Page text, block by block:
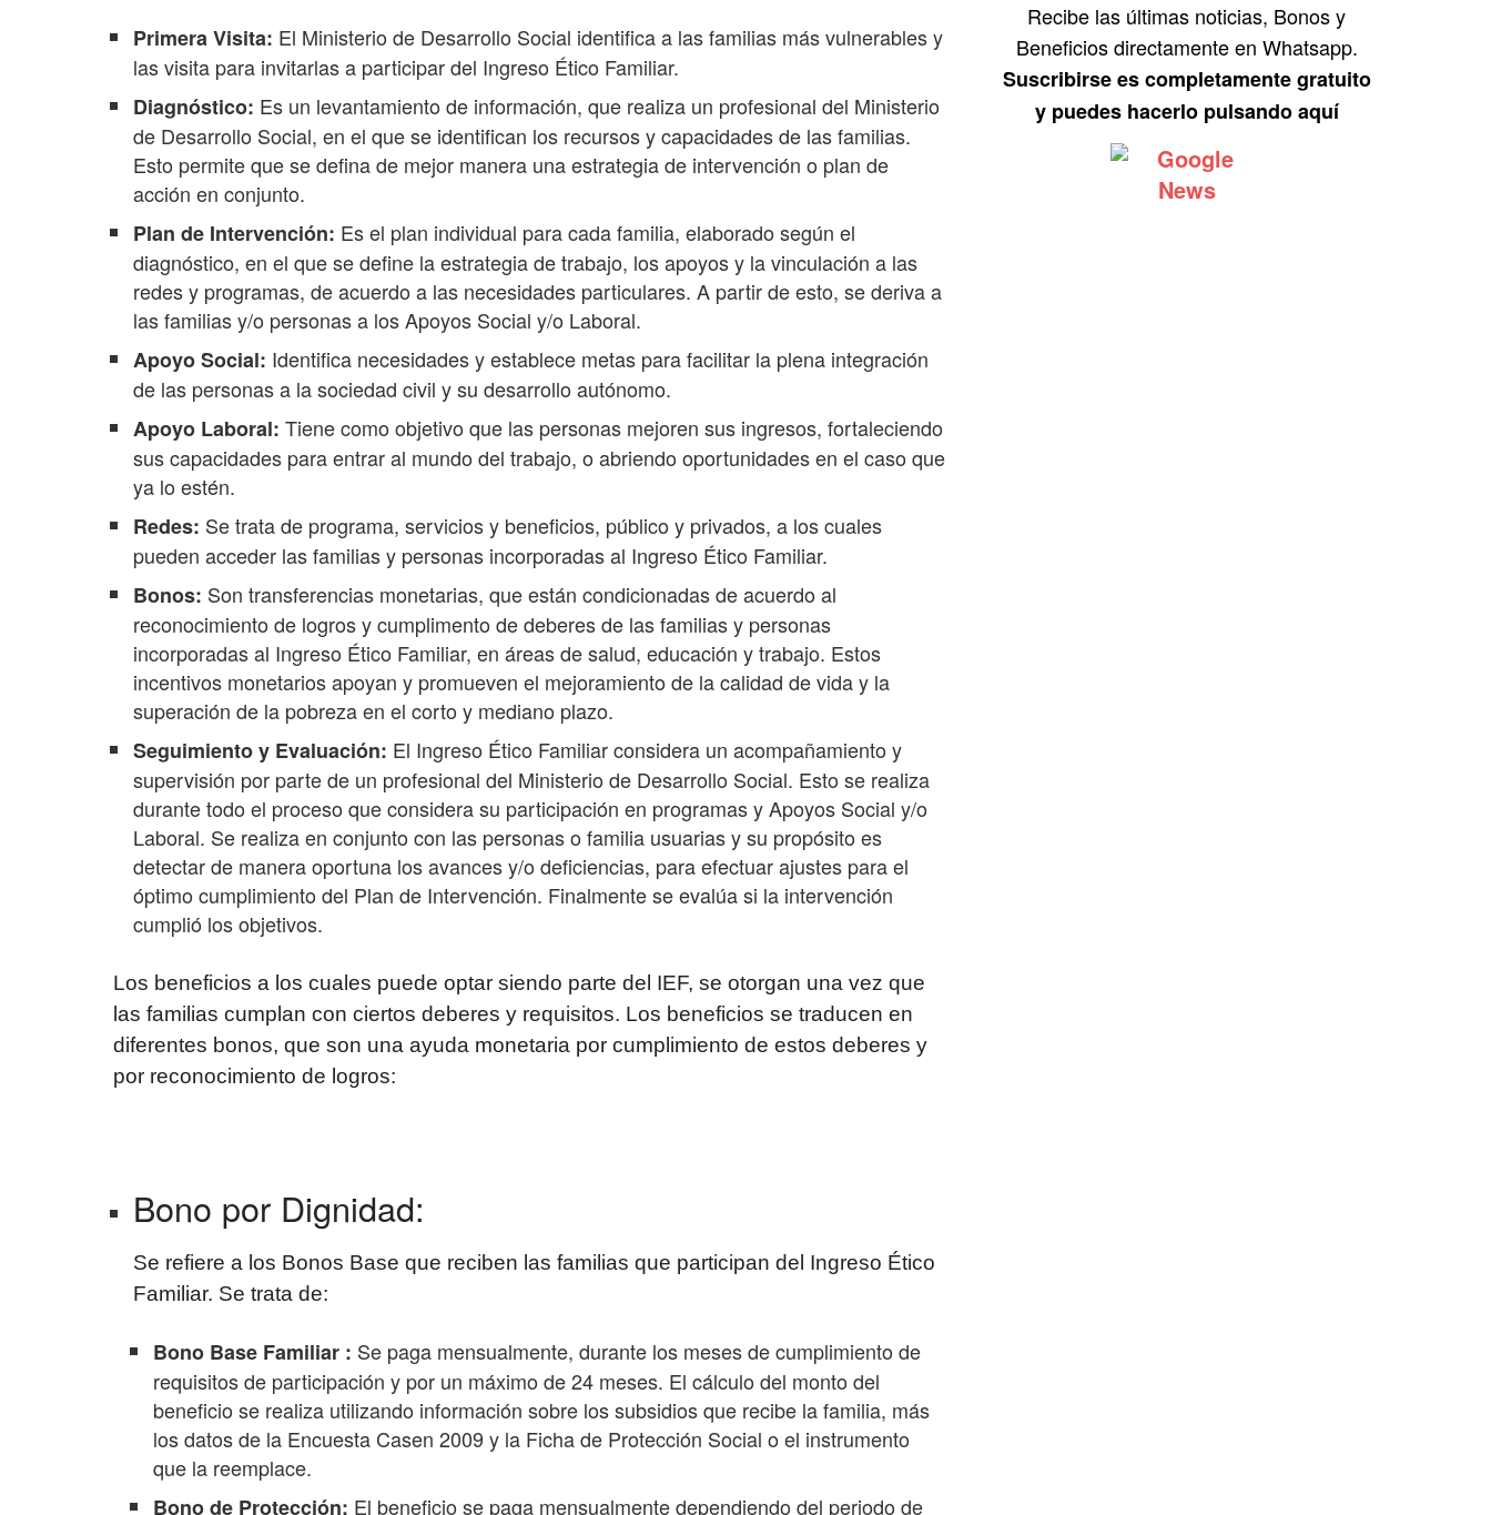
Primera Visita: El Ministerio de Desarrollo Social identifica a las familias más vulnerables y
las visita para invitarlas a participar del Ingreso Ético Familiar.
Diagnóstico: Es un levantamiento de información, que realiza un profesional del Ministerio
de Desarrollo Social, en el que se identifican los recursos y capacidades de las familias.
Esto permite que se defina de mejor manera una estrategia de intervención o plan de
acción en conjunto.
Plan de Intervención: Es el plan individual para cada familia, elaborado según el
diagnóstico, en el que se define la estrategia de trabajo, los apoyos y la vinculación a las
redes y programas, de acuerdo a las necesidades particulares. A partir de esto, se deriva a
las familias y/o personas a los Apoyos Social y/o Laboral.
Apoyo Social: Identifica necesidades y establece metas para facilitar la plena integración
de las personas a la sociedad civil y su desarrollo autónomo.
Apoyo Laboral: Tiene como objetivo que las personas mejoren sus ingresos, fortaleciendo
sus capacidades para entrar al mundo del trabajo, o abriendo oportunidades en el caso que
ya lo estén.
Redes: Se trata de programa, servicios y beneficios, público y privados, a los cuales
pueden acceder las familias y personas incorporadas al Ingreso Ético Familiar.
Bonos: Son transferencias monetarias, que están condicionadas de acuerdo al
reconocimiento de logros y cumplimento de deberes de las familias y personas
incorporadas al Ingreso Ético Familiar, en áreas de salud, educación y trabajo. Estos
incentivos monetarios apoyan y promueven el mejoramiento de la calidad de vida y la
superación de la pobreza en el corto y mediano plazo.
Seguimiento y Evaluación: El Ingreso Ético Familiar considera un acompañamiento y
supervisión por parte de un profesional del Ministerio de Desarrollo Social. Esto se realiza
durante todo el proceso que considera su participación en programas y Apoyos Social y/o
Laboral. Se realiza en conjunto con las personas o familia usuarias y su propósito es
detectar de manera oportuna los avances y/o deficiencias, para efectuar ajustes para el
óptimo cumplimiento del Plan de Intervención. Finalmente se evalúa si la intervención
cumplió los objetivos.
Los beneficios a los cuales puede optar siendo parte del IEF, se otorgan una vez que
las familias cumplan con ciertos deberes y requisitos. Los beneficios se traducen en
diferentes bonos, que son una ayuda monetaria por cumplimiento de estos deberes y
por reconocimiento de logros:
Bono por Dignidad:
Se refiere a los Bonos Base que reciben las familias que participan del Ingreso Ético
Familiar. Se trata de:
Bono Base Familiar : Se paga mensualmente, durante los meses de cumplimiento de
requisitos de participación y por un máximo de 24 meses. El cálculo del monto del
beneficio se realiza utilizando información sobre los subsidios que recibe la familia, más
los datos de la Encuesta Casen 2009 y la Ficha de Protección Social o el instrumento
que la reemplace.
Bono de Protección: El beneficio se paga mensualmente dependiendo del periodo de
Recibe las últimas noticias, Bonos y
Beneficios directamente en Whatsapp.
Suscribirse es completamente gratuito
y puedes hacerlo pulsando aquí